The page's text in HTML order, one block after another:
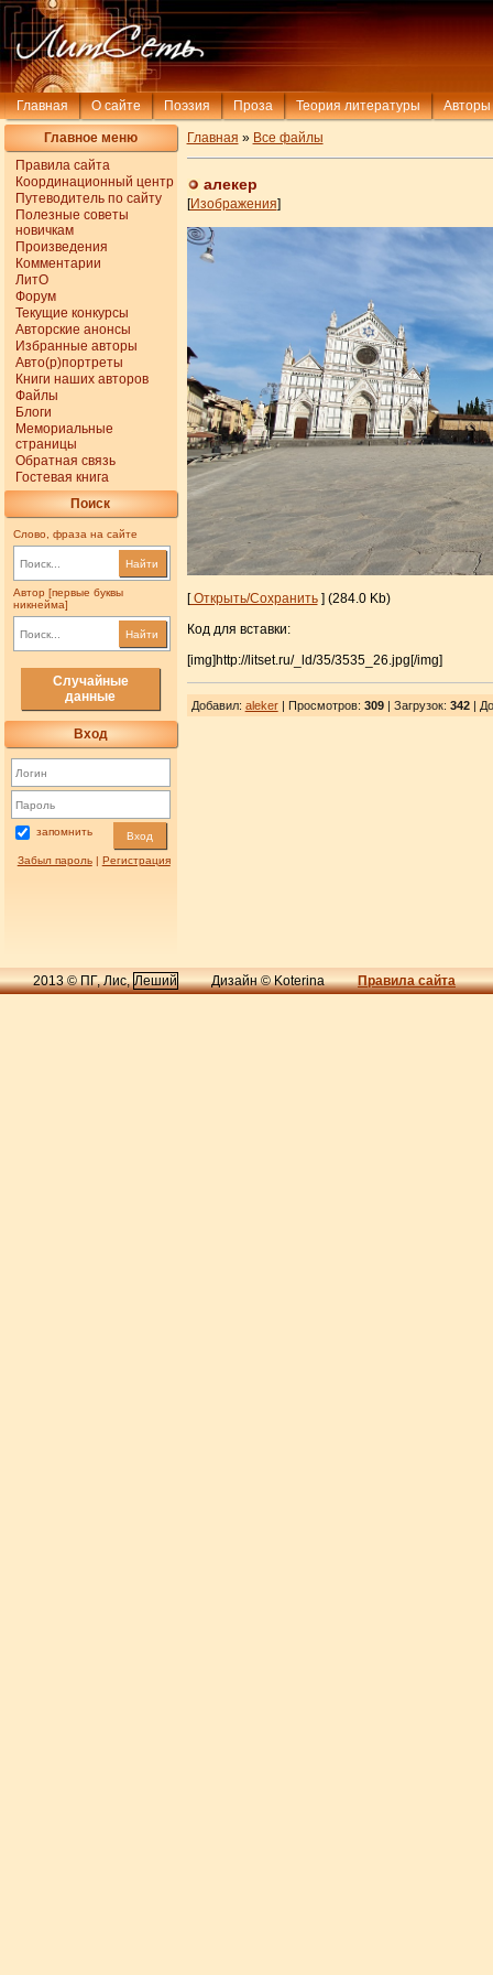
Главная О сайте Поэзия Проза Теория литературы Авторы
Главное меню
Правила сайта
Координационный центр
Путеводитель по сайту
Полезные советы
новичкам
Произведения
Комментарии
ЛитО
Форум
Текущие конкурсы
Авторские анонсы
Избранные авторы
Авто(р)портреты
Книги наших авторов
Файлы
Блоги
Мемориальные
страницы
Обратная связь
Гостевая книга
Поиск
Слово, фраза на сайте
Найти
Автор [первые буквы
никнейма]
Найти
Случайные
данные
Вход
запомнить Вход
Забыл пароль| Регистрация
Главная » Все файлы
алекер
[Изображения]
[Открыть/Сохранить] (284.0 Kb)
Код для вставки:
[img]http://litset.ru/_ld/35/3535_26.jpg[/img]
Добавил: aleker| Просмотров: 309| Загрузок: 342|
2013 © ПГ, Лис,Леший Дизайн © Koterina Правила сайта